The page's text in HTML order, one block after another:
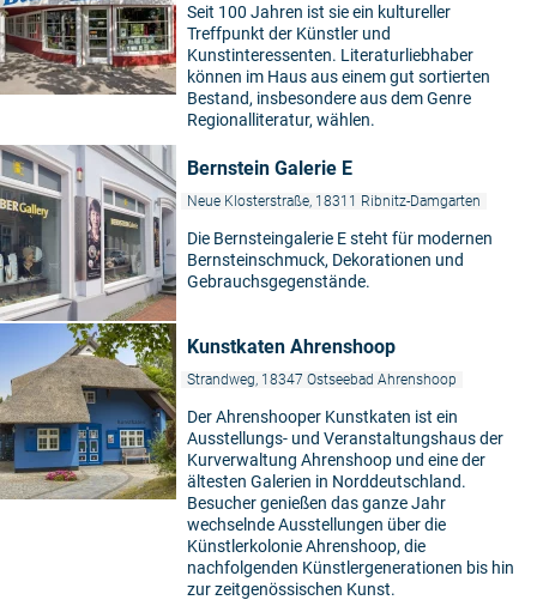
Seit 100 Jahren ist sie ein kultureller
Treffpunkt der Künstler und
Kunstinteressenten. Literaturliebhaber
können im Haus aus einem gut sortierten
Bestand, insbesondere aus dem Genre
Regionalliteratur, wählen.
Bernstein Galerie E
Neue Klosterstraße, 18311 Ribnitz-Damgarten
Die Bernsteingalerie E steht für modernen
Bernsteinschmuck, Dekorationen und
Gebrauchsgegenstände.
Kunstkaten Ahrenshoop
Strandweg, 18347 Ostseebad Ahrenshoop
Der Ahrenshooper Kunstkaten ist ein
Ausstellungs- und Veranstaltungshaus der
Kurverwaltung Ahrenshoop und eine der
ältesten Galerien in Norddeutschland.
Besucher genießen das ganze Jahr
wechselnde Ausstellungen über die
Künstlerkolonie Ahrenshoop, die
nachfolgenden Künstlergenerationen bis hin
zur zeitgenössischen Kunst.